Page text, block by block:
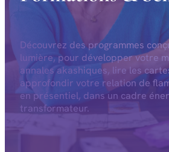
Découvrez des programmes
lumière, pour développer votre
annales akashiques, lire les
approfondir votre relation de
en présentiel, dans un cadre
transformateur.